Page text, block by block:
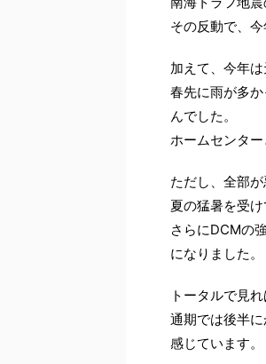
その反動で、
加えて、今年は
春先に雨が多
んでした。
ホームセンタ
ただし、全部が
夏の猛暑を受
さらにDCMの
になりました。
トータルで見
通期では後半
感じています。